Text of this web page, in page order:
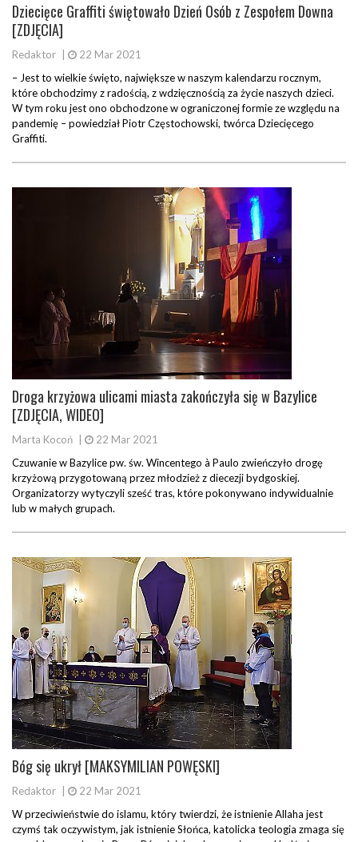
Dziecięce Graffiti świętowało Dzień Osób z Zespołem Downa
[ZDJĘCIA]
Redaktor
22 Mar 2021
– Jest to wielkie święto, największe w naszym kalendarzu rocznym,
które obchodzimy z radością, z wdzięcznością za życie naszych dzieci.
W tym roku jest ono obchodzone w ograniczonej formie ze względu na
pandemię – powiedział Piotr Częstochowski, twórca Dziecięcego
Graffiti.
Droga krzyżowa ulicami miasta zakończyła się w Bazylice
[ZDJĘCIA, WIDEO]
Marta Kocoń
22 Mar 2021
Czuwanie w Bazylice pw. św. Wincentego à Paulo zwieńczyło drogę
krzyżową przygotowaną przez młodzież z diecezji bydgoskiej.
Organizatorzy wytyczyli sześć tras, które pokonywano indywidualnie
lub w małych grupach.
Bóg się ukrył [MAKSYMILIAN POWĘSKI]
Redaktor
22 Mar 2021
W przeciwieństwie do islamu, który twierdzi, że istnienie Allaha jest
czymś tak oczywistym, jak istnienie Słońca, katolicka teologia zmaga się